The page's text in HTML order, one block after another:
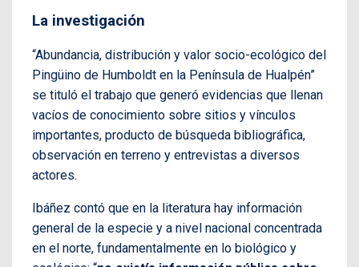
La investigación
“Abundancia, distribución y valor socio-ecológico del
Pingüino de Humboldt en la Península de Hualpén”
se tituló el trabajo que generó evidencias que llenan
vacíos de conocimiento sobre sitios y vínculos
importantes, producto de búsqueda bibliográfica,
observación en terreno y entrevistas a diversos
actores.
Ibáñez contó que en la literatura hay información
general de la especie y a nivel nacional concentrada
en el norte, fundamentalmente en lo biológico y